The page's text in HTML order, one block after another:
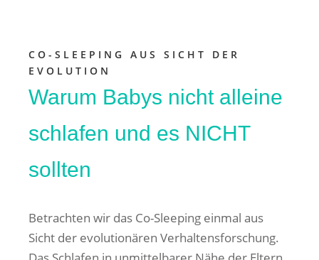
CO-SLEEPING AUS SICHT DER
EVOLUTION
Warum Babys nicht alleine
schlafen und es NICHT
sollten
Betrachten wir das Co-Sleeping einmal aus
Sicht der evolutionären Verhaltensforschung.